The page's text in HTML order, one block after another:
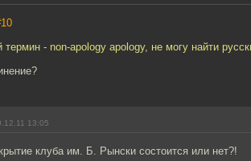
термин - non-apology apology, не могу найти
13:05
клуба им. Б. Рынски состоится или нет?!